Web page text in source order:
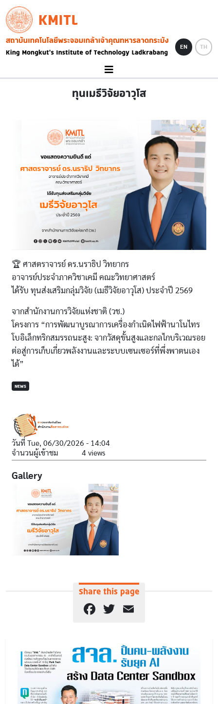
Skip to main content
KMITL
Image
EN TH
ทุนเมธีวิจัยอาวุโส
🏆 ศาสตราจารย์ ดร.นราธิป วิทยากร
อาจารย์ประจำภาควิชาเคมี คณะวิทยาศาสตร์
ได้รับ ทุนส่งเสริมกลุ่มวิจัย (เมธีวิจัยอาวุโส) ประจำปี 2569
จากสำนักงานการวิจัยแห่งชาติ (วช.)
โครงการ “การพัฒนาบูรณาการเครื่องกำเนิดไฟฟ้านาโนไทร
โบอิเล็กทริกสมรรถนะสูง: จากวัสดุขั้นสูงและกลไกบริเวณรอย
ต่อสู่การเก็บเกี่ยวพลังงานและระบบเซนเซอร์ที่พึ่งพาตนเอง
ได้”
NEWS
วันที่ Tue, 06/30/2026 - 14:04
จำนวนผู้เข้าชม
4 views
Gallery
Share this page
Facebook
Twitter